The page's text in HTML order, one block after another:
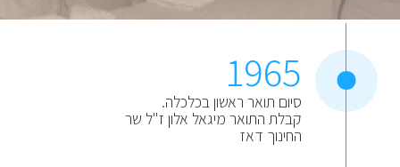
1965
סיום תואר ראשון בכלכלה.
קבלת התואר מיגאל אלון ז"ל שר
החינוך דאז